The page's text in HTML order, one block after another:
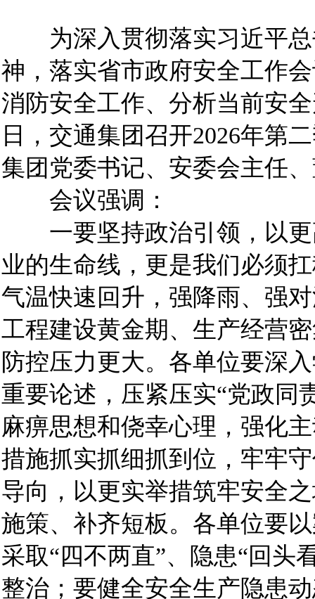
为深入贯彻落实习近平总
神，落实省市政府安全工作
消防安全工作、分析当前安
日，交通集团召开2026年第
集团党委书记、安委会主任
会议强调：
一要坚持政治引领，以更
业的生命线，更是我们必须
气温快速回升，强降雨、强
工程建设黄金期、生产经营
防控压力更大。各单位要深
重要论述，压紧压实“党政同
麻痹思想和侥幸心理，强化
措施抓实抓细抓到位，牢牢
导向，以更实举措筑牢安全
施策、补齐短板。各单位要
采取“四不两直”、隐患“回头
整治；要健全安全生产隐患